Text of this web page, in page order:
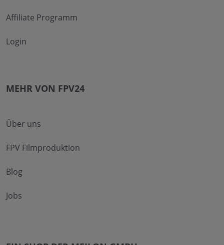
Affiliate Programm
Login
MEHR VON FPV24
Über uns
FPV Filmproduktion
Blog
Jobs